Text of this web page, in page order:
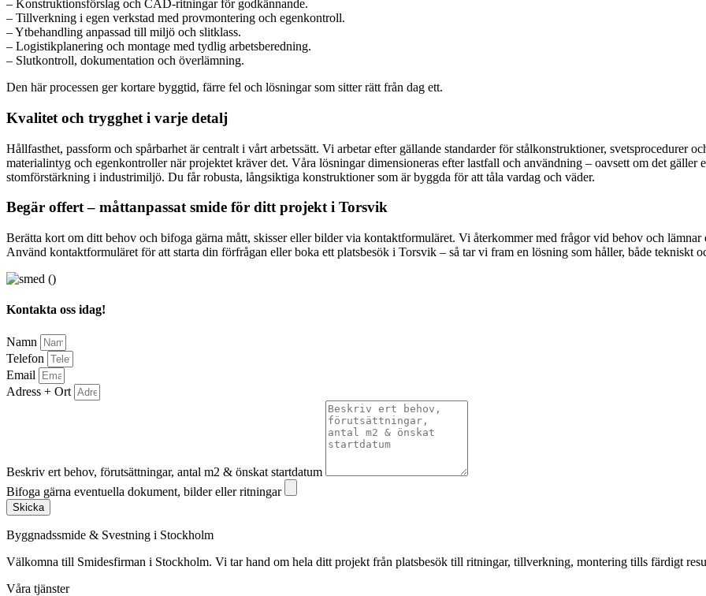
– Konstruktionsförslag och CAD-ritningar för godkännande.
– Tillverkning i egen verkstad med provmontering och egenkontroll.
– Ytbehandling anpassad till miljö och slitklass.
– Logistikplanering och montage med tydlig arbetsberedning.
– Slutkontroll, dokumentation och överlämning.
Den här processen ger kortare byggtid, färre fel och lösningar som sitter rätt från dag ett.
Kvalitet och trygghet i varje detalj
Hållfasthet, passform och spårbarhet är centralt i vårt arbetssätt. Vi arbetar efter gällande standarder för stålkonstruktioner, svetsprocedurer
materialintyg och egenkontroller när projektet kräver det. Våra lösningar dimensioneras efter lastfall och användning – oavsett om det
stomförstärkning i industrimiljö. Du får robusta, långsiktiga konstruktioner som är byggda för att tåla vardag och väder.
Begär offert – måttanpassat smide för ditt projekt i Torsvik
Berätta kort om ditt behov och bifoga gärna mått, skisser eller bilder via kontaktformuläret. Vi återkommer med frågor vid behov och
Använd kontaktformuläret för att starta din förfrågan eller boka ett platsbesök i Torsvik – så tar vi fram en lösning som håller, både tekniskt
Kontakta oss idag!
Namn
Telefon
Email
Adress + Ort
Beskriv ert behov, förutsättningar, antal m2 & önskat startdatum
Bifoga gärna eventuella dokument, bilder eller ritningar
Skicka
Byggnadssmide & Svestning i Stockholm
Välkomna till Smidesfirman i Stockholm. Vi tar hand om hela ditt projekt från platsbesök till ritningar, tillverkning, montering tills färdigt
Våra tjänster